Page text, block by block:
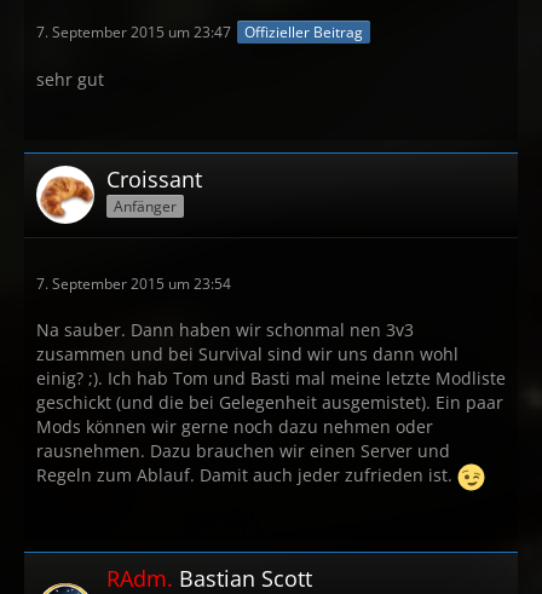
7. September 2015 um 23:47 Offizieller Beitrag
sehr gut
Croissant
Anfänger
7. September 2015 um 23:54
Na sauber. Dann haben wir schonmal nen 3v3
zusammen und bei Survival sind wir uns dann wohl
einig? ;). Ich hab Tom und Basti mal meine letzte Modliste
geschickt (und die bei Gelegenheit ausgemistet). Ein paar
Mods können wir gerne noch dazu nehmen oder
rausnehmen. Dazu brauchen wir einen Server und
Regeln zum Ablauf. Damit auch jeder zufrieden ist.
RAdm. Bastian Scott